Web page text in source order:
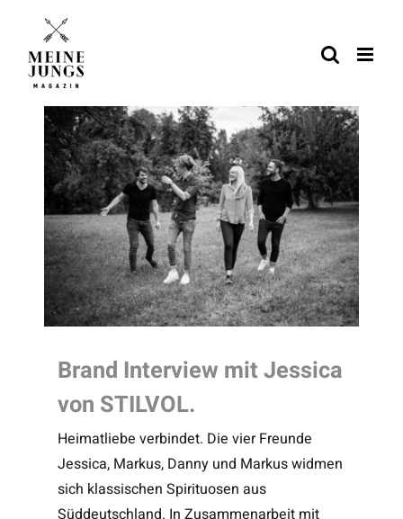
springen
Brand Interview mit Jessica
von STILVOL.
Heimatliebe verbindet. Die vier Freunde
Jessica, Markus, Danny und Markus widmen
sich klassischen Spirituosen aus